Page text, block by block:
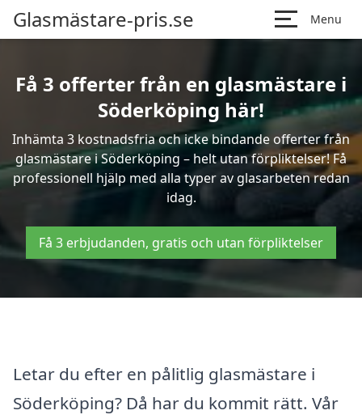
Glasmästare-pris.se Menu
Få 3 offerter från en glasmästare i
Söderköping här!
Inhämta 3 kostnadsfria och icke bindande offerter från
glasmästare i Söderköping – helt utan förpliktelser! Få
professionell hjälp med alla typer av glasarbeten redan
idag.
Få 3 erbjudanden, gratis och utan förpliktelser
Letar du efter en pålitlig glasmästare i
Söderköping? Då har du kommit rätt. Vår